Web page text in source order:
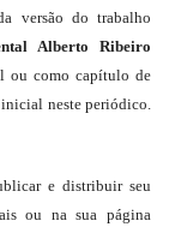
versão do trabalho
Alberto Ribeiro
ou como capítulo de
neste periódico.
e distribuir seu
ou na sua página